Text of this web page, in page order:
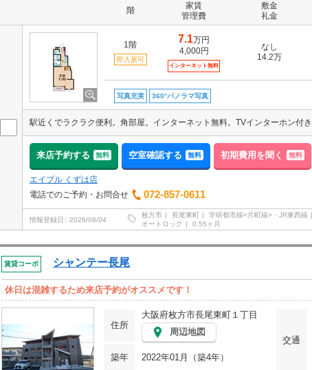
階
家賃
管理費
敷金
礼金
1階
即入居可
7.1万円
4,000円
インターネット無料
なし
14.2万
写真充実 360°パノラマ写真
来店予約する 無料 空室確認する 無料 初期費用を聞く 無料
エイブル くずは店
電話でのご予約・お問合せ
072-857-0611
情報登録日 2026/08/04
枚方市 長尾東町 学研都市線<片町線>・JR東西線
オートロック
0.55ヶ月
賃貸コーポ シャンテー長尾
休日は混雑するため来店予約がオススメです！
住所
大阪府枚方市長尾東町１丁目
周辺地図
交通
築年
2022年01月（築4年）